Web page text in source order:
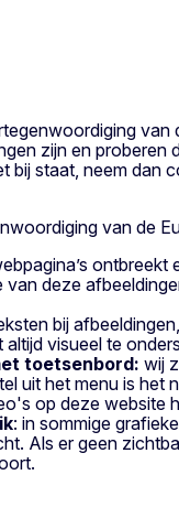
zijn en
bij staat, neem dan
van de
van deze
bij
visueel te
toetsenbord: wij
uit het menu is
op deze website
: in sommige
Als er geen